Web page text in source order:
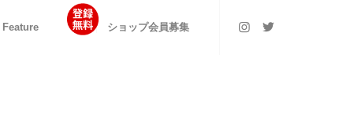
Feature ショップ会員募集